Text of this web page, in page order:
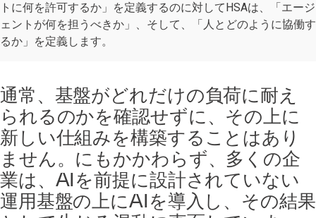
トに何を許可するか」を定義するのに対してHSAは、「エージ
ェントが何を担うべきか」、そして、「人とどのように協働す
るか」を定義します。
通常、基盤がどれだけの負荷に耐え
られるのかを確認せずに、その上に
新しい仕組みを構築することはあり
ません。にもかかわらず、多くの企
業は、AIを前提に設計されていない
運用基盤の上にAIを導入し、その結果